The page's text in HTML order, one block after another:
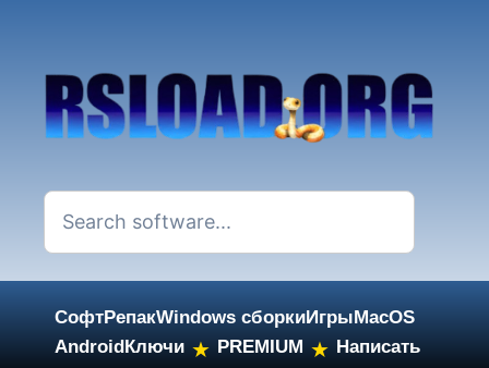
СофтРепакWindows сборкиИгрыMacOS
AndroidКлючи ★ PREMIUM ★ Написать